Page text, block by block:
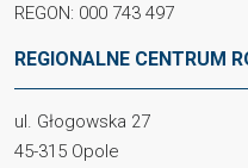
REGON: 000 743 497
REGIONALNE CENTRUM
ul. Głogowska 27
45-315 Opole